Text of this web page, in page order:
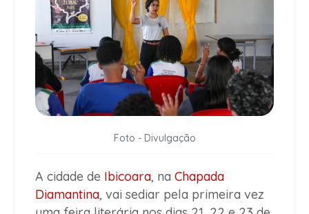
Foto - Divulgação
A cidade de Ibicoara, na Chapada
Diamantina, vai sediar pela primeira vez